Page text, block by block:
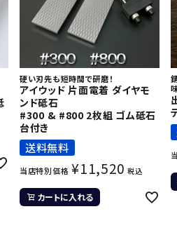
硬い刃先も短時間で研磨！
アイウッド 片面電着 ダイヤモ
ンド砥石
#300 & #800 2枚組 ゴム砥石
台付き
送料無料
当店特別価格 ¥11,520 税込
カートに入れる